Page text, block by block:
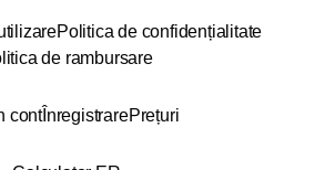
Politica de confidențialitate
de rambursare
contÎnregistrarePrețuri